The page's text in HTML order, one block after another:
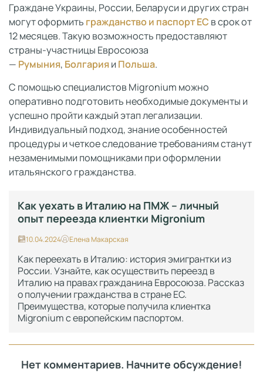
Граждане Украины, России, Беларуси и других стран
могут оформить гражданство и паспорт ЕС в срок от
12 месяцев. Такую возможность предоставляют
страны-участницы Евросоюза
— Румыния, Болгарияи Польша.
С помощью специалистов Migronium можно
оперативно подготовить необходимые документы и
успешно пройти каждый этап легализации.
Индивидуальный подход, знание особенностей
процедуры и четкое следование требованиям станут
незаменимыми помощниками при оформлении
итальянского гражданства.
Как уехать в Италию на ПМЖ – личный
опыт переезда клиентки Migronium
10.04.2024 Елена Макарская
Как переехать в Италию: история эмигрантки из
России. Узнайте, как осуществить переезд в
Италию на правах гражданина Евросоюза. Рассказ
о получении гражданства в стране ЕС.
Преимущества, которые получила клиентка
Migronium с европейским паспортом.
Нет комментариев. Начните обсуждение!